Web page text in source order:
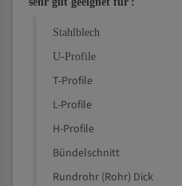
Stahlblech
U-Profile
T-Profile
L-Profile
H-Profile
Bündelschnitt
Rundrohr (Rohr) Dick